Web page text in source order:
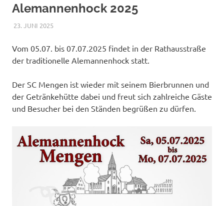
Alemannenhock 2025
23. JUNI 2025RAPHAEL RIESTERER
ALLGEMEIN
Vom 05.07. bis 07.07.2025 findet in der Rathausstraße
der traditionelle Alemannenhock statt.
Der SC Mengen ist wieder mit seinem Bierbrunnen und
der Getränkehütte dabei und freut sich zahlreiche Gäste
und Besucher bei den Ständen begrüßen zu dürfen.